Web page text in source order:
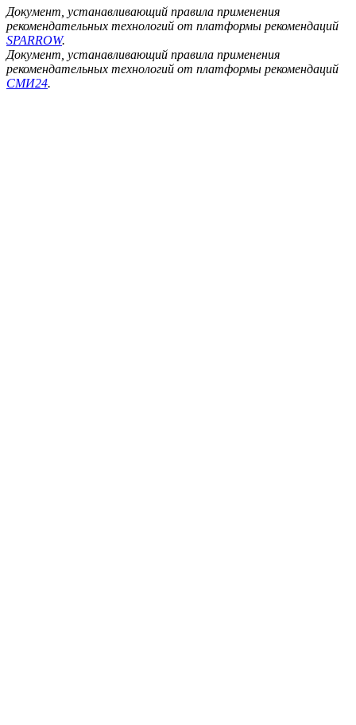
Документ, устанавливающий правила применения
рекомендательных технологий от платформы рекомендаций
SPARROW.
Документ, устанавливающий правила применения
рекомендательных технологий от платформы рекомендаций
СМИ24.